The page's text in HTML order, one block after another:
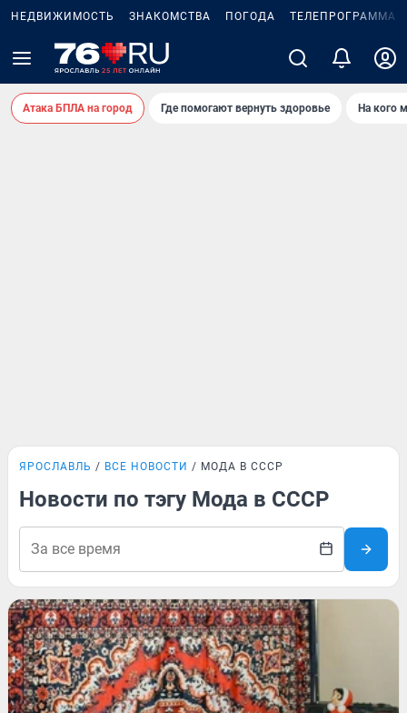
НЕДВИЖИМОСТЬ ЗНАКОМСТВА ПОГОДА ТЕЛЕПРОГРАММА
Атака БПЛА на город Где помогают вернуть здоровье На кого
ЯРОСЛАВЛЬ ВСЕ НОВОСТИ МОДА В СССР
Новости по тэгу Мода в СССР